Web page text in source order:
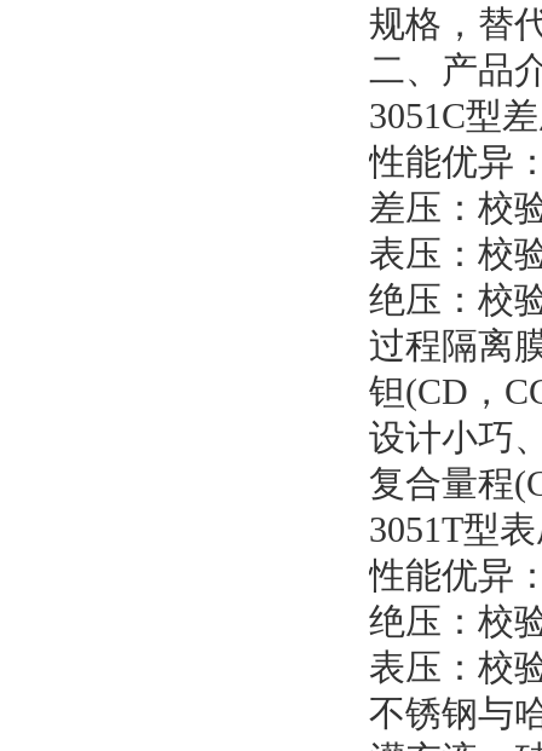
规格，替
二、产品
3051C型
性能优异
差压：校
表压：校
绝压：校
过程隔离
钽(CD，
设计小巧
复合量程
3051T型
性能优异
绝压：校
表压：校
不锈钢与